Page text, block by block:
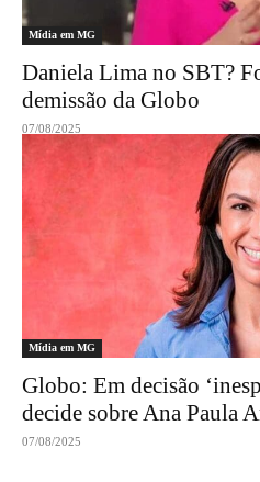
Mídia em MG
Daniela Lima no SBT?
demissão da Globo
07/08/2025
Mídia em MG
Globo: Em decisão
decide sobre Ana Paula
07/08/2025